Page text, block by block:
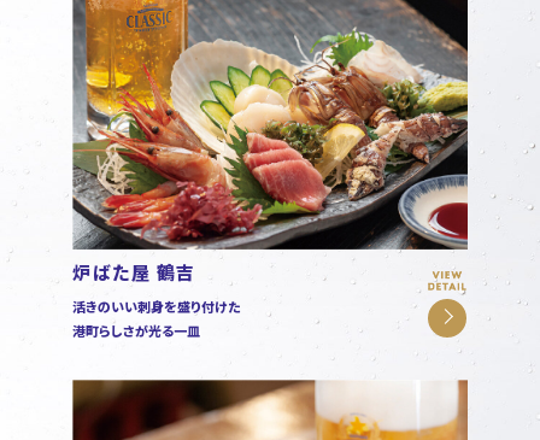
炉ばた屋 鶴吉
活きのいい刺身を盛り付けた
港町らしさが光る一皿